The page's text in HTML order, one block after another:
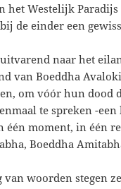
het Westelijk
de einder een
naar het
van Boeddha
om vóór hun dood
te spreken -
één moment, in één
Boeddha
van woorden stegen